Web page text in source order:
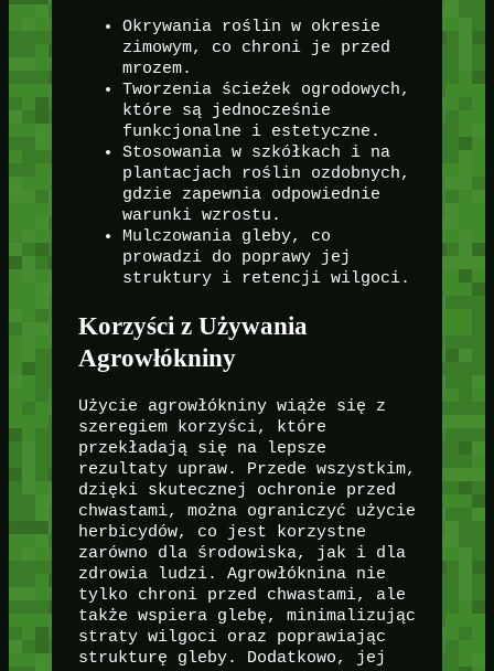
Okrywania roślin w okresie
zimowym, co chroni je przed
mrozem.
Tworzenia ścieżek ogrodowych,
które są jednocześnie
funkcjonalne i estetyczne.
Stosowania w szkółkach i na
plantacjach roślin ozdobnych,
gdzie zapewnia odpowiednie
warunki wzrostu.
Mulczowania gleby, co
prowadzi do poprawy jej
struktury i retencji wilgoci.
Korzyści z Używania
Agrowłókniny
Użycie agrowłókniny wiąże się z
szeregiem korzyści, które
przekładają się na lepsze
rezultaty upraw. Przede wszystkim,
dzięki skutecznej ochronie przed
chwastami, można ograniczyć użycie
herbicydów, co jest korzystne
zarówno dla środowiska, jak i dla
zdrowia ludzi. Agrowłóknina nie
tylko chroni przed chwastami, ale
także wspiera glebę, minimalizując
straty wilgoci oraz poprawiając
strukturę gleby. Dodatkowo, jej